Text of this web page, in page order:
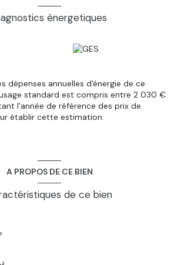
en deux parcelles attenantes. L'une
accueillir un projet de construction.
de St Jacques de Compostelle, sports
Olivier Pombar au O6.O8.85.76.59 pour
sur cette maison .
énergetiques
dépenses annuelles d'énergie de ce
standard est compris entre 2 030 €
l'année de référence des prix de
établir cette estimation.
A PROPOS DE CE BIEN
de ce bien